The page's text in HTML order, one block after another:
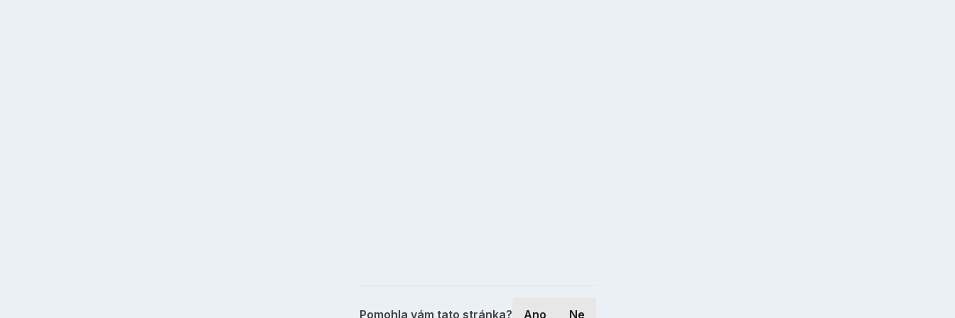
Pomohla vám tato stránka? Ano Ne